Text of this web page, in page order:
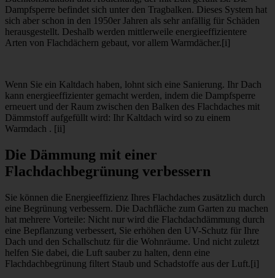
Dampfsperre befindet sich unter den Tragbalken. Dieses System hat
sich aber schon in den 1950er Jahren als sehr anfällig für Schäden
herausgestellt. Deshalb werden mittlerweile energieeffizientere
Arten von Flachdächern gebaut, vor allem Warmdächer.[i]
Wenn Sie ein Kaltdach haben, lohnt sich eine Sanierung. Ihr Dach
kann energieeffizienter gemacht werden, indem die Dampfsperre
erneuert und der Raum zwischen den Balken des Flachdaches mit
Dämmstoff aufgefüllt wird: Ihr Kaltdach wird so zu einem
Warmdach . [ii]
Die Dämmung mit einer
Flachdachbegrünung verbessern
Sie können die Energieeffizienz Ihres Flachdaches zusätzlich durch
eine Begrünung verbessern. Die Dachfläche zum Garten zu machen
hat mehrere Vorteile: Nicht nur wird die Flachdachdämmung durch
eine Bepflanzung verbessert, Sie erhöhen den UV-Schutz für Ihre
Dach und den Schallschutz für die Wohnräume. Und nicht zuletzt
helfen Sie dabei, die Luft sauber zu halten, denn eine
Flachdachbegrünung filtert Staub und Schadstoffe aus der Luft.[i]